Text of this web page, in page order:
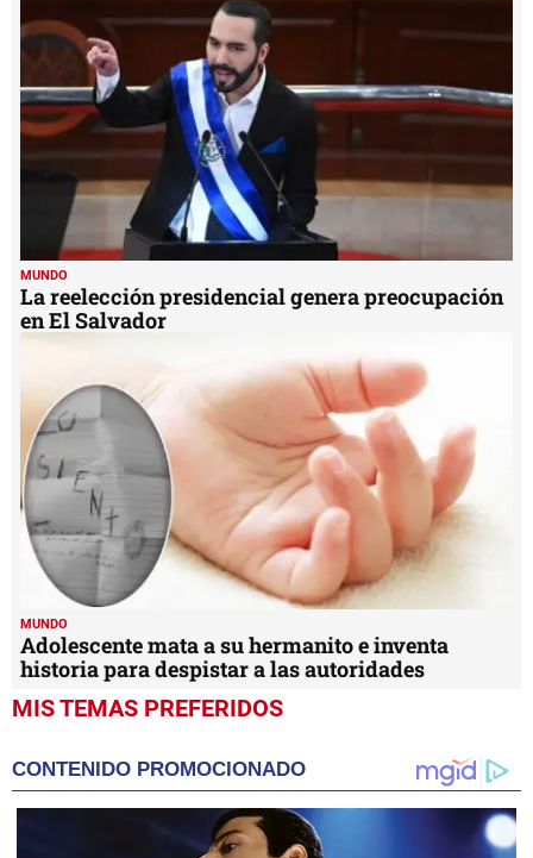
MUNDO
La reelección presidencial genera preocupación
en El Salvador
MUNDO
Adolescente mata a su hermanito e inventa
historia para despistar a las autoridades
MIS TEMAS PREFERIDOS
CONTENIDO PROMOCIONADO